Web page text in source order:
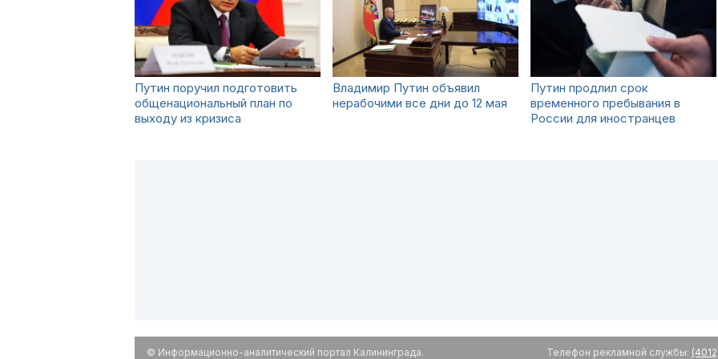
Путин поручил подготовить
общенациональный план по
выходу из кризиса
Владимир Путин объявил
нерабочими все дни до 12 мая
Путин продлил срок
временного пребывания в
России для иностранцев
© Информационно-аналитический портал Калининграда.
Телефон рекламной службы: